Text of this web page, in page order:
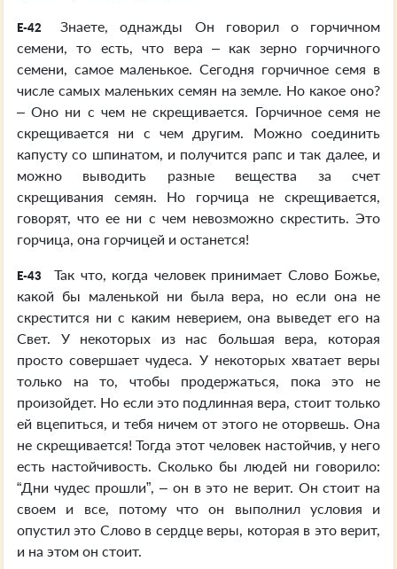
E-42
Знаете, однажды Он говорил о горчичном
семени, то есть, что вера – как зерно горчичного
семени, самое маленькое. Сегодня горчичное семя в
числе самых маленьких семян на земле. Но какое оно?
– Оно ни с чем не скрещивается. Горчичное семя не
скрещивается ни с чем другим. Можно соединить
капусту со шпинатом, и получится рапс и так далее, и
можно выводить разные вещества за счет
скрещивания семян. Но горчица не скрещивается,
говорят, что ее ни с чем невозможно скрестить. Это
горчица, она горчицей и останется!
E-43
Так что, когда человек принимает Слово Божье,
какой бы маленькой ни была вера, но если она не
скрестится ни с каким неверием, она выведет его на
Свет. У некоторых из нас большая вера, которая
просто совершает чудеса. У некоторых хватает веры
только на то, чтобы продержаться, пока это не
произойдет. Но если это подлинная вера, стоит только
ей вцепиться, и тебя ничем от этого не оторвешь. Она
не скрещивается! Тогда этот человек настойчив, у него
есть настойчивость. Сколько бы людей ни говорило:
“Дни чудес прошли”, – он в это не верит. Он стоит на
своем и все, потому что он выполнил условия и
опустил это Слово в сердце веры, которая в это верит,
и на этом он стоит.